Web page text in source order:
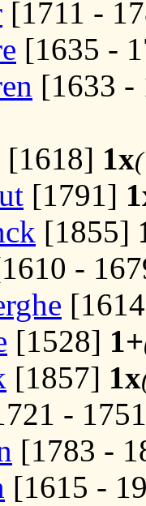
[1711 -
[1635 -
[1633
[1618] 1x
[1791]
[1855]
-
[1528] 1+
[1857] 1x
-
[1783 -
[1615 -